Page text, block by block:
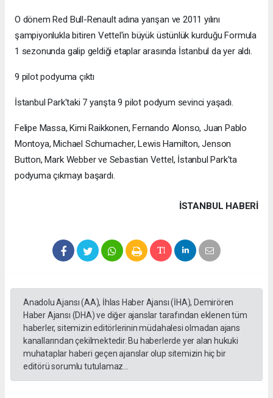
O dönem Red Bull-Renault adına yarışan ve 2011 yılını
şampiyonlukla bitiren Vettel'in büyük üstünlük kurduğu Formula
1 sezonunda galip geldiği etaplar arasında İstanbul da yer aldı.
9 pilot podyuma çıktı
İstanbul Park'taki 7 yarışta 9 pilot podyum sevinci yaşadı.
Felipe Massa, Kimi Raikkonen, Fernando Alonso, Juan Pablo
Montoya, Michael Schumacher, Lewis Hamilton, Jenson
Button, Mark Webber ve Sebastian Vettel, İstanbul Park'ta
podyuma çıkmayı başardı.
İSTANBUL HABERİ
Anadolu Ajansı (AA), İhlas Haber Ajansı (İHA), Demirören
Haber Ajansı (DHA) ve diğer ajanslar tarafından eklenen tüm
haberler, sitemizin editörlerinin müdahalesi olmadan ajans
kanallarından çekilmektedir. Bu haberlerde yer alan hukuki
muhataplar haberi geçen ajanslar olup sitemizin hiç bir
editörü sorumlu tutulamaz...